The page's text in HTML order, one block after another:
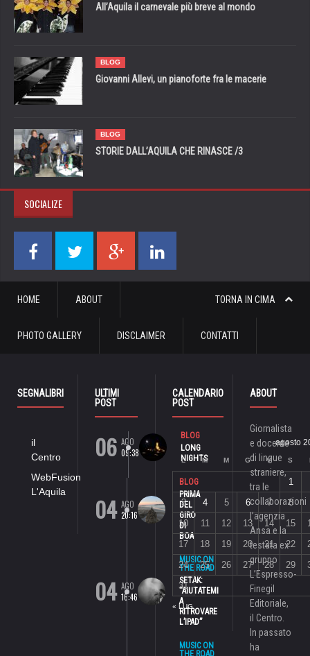
All’Aquila il carnevale più breve al mondo
BLOG
Giovanni Allevi, un pianoforte fra le macerie
BLOG
STORIE DALL’AQUILA CHE RINASCE /3
SOCIALIZE
TORNA IN CIMA
HOME ABOUT
PHOTO GALLERY DISCLAIMER CONTATTI
SEGNALIBRI
il
Centro
WebFusion
L'Aquila
ULTIMI
POST
06 AGO
09:38
BLOG
LONG
NIGHTS
04 AGO
20:16
BLOG
PRIMA
DEL
GIRO
DI
BOA
04 AGO
16:46
MUSIC ON
THE ROAD
SETAK:
“AIUTATEMI
A
RITROVARE
L’IPAD”
MUSIC ON
THE ROAD
CALENDARIO
POST
agosto
L M M G V S
« LUG
1
3
4 5 6 7 8
10
11 12 13 14 15
17
18 19 20 21 22
24
25 26 27 28 29
31
ABOUT
Giornalista
e docente
di lingue
straniere,
tra le
collaborazioni
l’agenzia
Ansa e la
testata ex
gruppo
L’Espresso-
Finegil
Editoriale,
il Centro.
In passato
ha